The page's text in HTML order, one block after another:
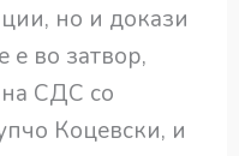
но и докази
е во затвор,
на СДС со
Коцевски, и